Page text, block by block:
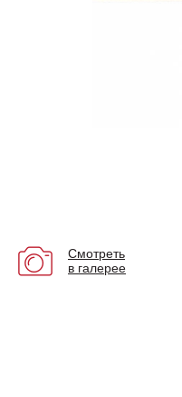
Смотреть
в галерее